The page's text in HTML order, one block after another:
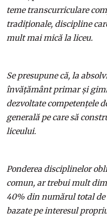
teme transcurriculare
tradiționale, discipline
mult mai mică la liceu.
Se presupune că, la
învățământ primar și
dezvoltate competențele
generală pe care să
liceului.
Ponderea disciplinelor
comun, ar trebui mult
40% din numărul total
bazate pe interesul